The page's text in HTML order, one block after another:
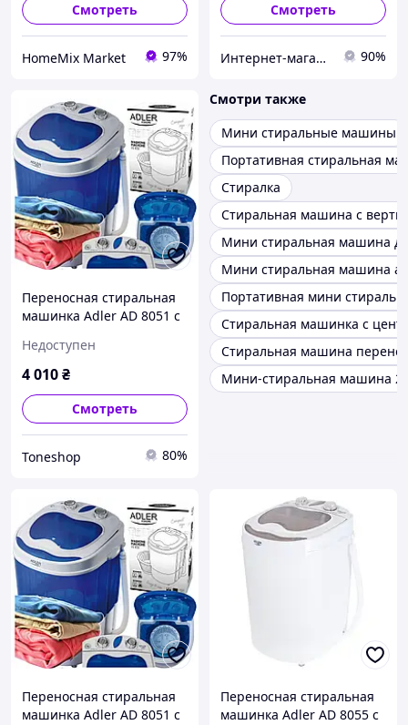
Смотреть
HomeMix Market 97%
Смотреть
Интернет-магазин "NovaX" 90%
Переносная стиральная
машинка Adler AD 8051 с
мощностью 400 Вт для
путешествий
Недоступен
4 010₴
Смотреть
Toneshop 80%
Смотри также
Мини стиральные машины
Портативная стиральная
Стиралка
Стиральная машина с
Мини стиральная машина
Мини стиральная машина
Портативная мини
Стиральная машинка с
Стиральная машина
Мини-стиральная машина
Переносная стиральная
машинка Adler AD 8051 с
Переносная стиральная
машинка Adler AD 8055 с